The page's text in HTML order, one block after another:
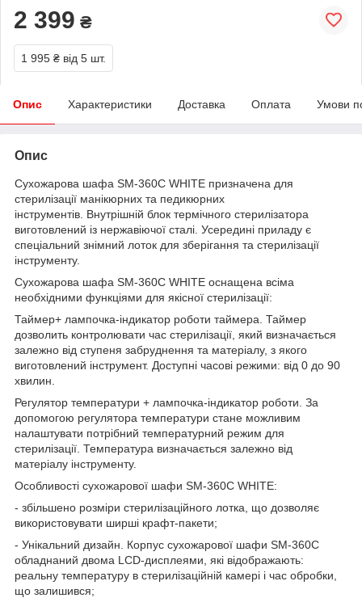
2 399 ₴
1 995 ₴ від 5 шт.
Опис Характеристики Доставка Оплата Умови
Опис
Сухожарова шафа SM-360C WHITE призначена для
стерилізації манікюрних та педикюрних
інструментів. Внутрішній блок термічного стерилізатора
виготовлений із нержавіючої сталі. Усередині приладу є
спеціальний знімний лоток для зберігання та стерилізації
інструменту.
Сухожарова шафа SM-360C WHITE оснащена всіма
необхідними функціями для якісної стерилізації:
Таймер+ лампочка-індикатор роботи таймера. Таймер
дозволить контролювати час стерилізації, який визначається
залежно від ступеня забруднення та матеріалу, з якого
виготовлений інструмент. Доступні часові режими: від 0 до 90
хвилин.
Регулятор температури + лампочка-індикатор роботи. За
допомогою регулятора температури стане можливим
налаштувати потрібний температурний режим для
стерилізації. Температура визначається залежно від
матеріалу інструменту.
Особливості сухожарової шафи SM-360C WHITE:
- збільшено розміри стерилізаційного лотка, що дозволяє
використовувати ширші крафт-пакети;
- Унікальний дизайн. Корпус сухожарової шафи SM-360C
обладнаний двома LCD-дисплеями, які відображають:
реальну температуру в стерилізаційній камері і час обробки,
що залишився;